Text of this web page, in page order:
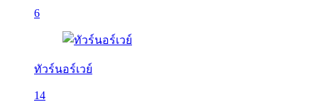
6
ทัวร์นอร์เวย์
14